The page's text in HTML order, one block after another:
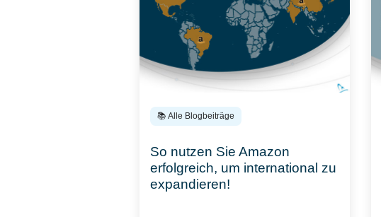
📚 Alle Blogbeiträge
So nutzen Sie Amazon
erfolgreich, um international zu
expandieren!